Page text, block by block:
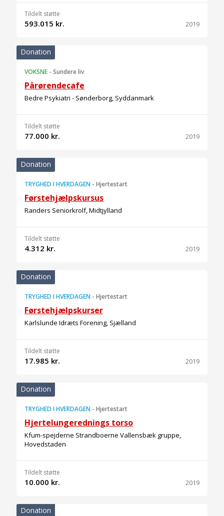
Tildelt støtte
593.015 kr. 2019
Donation
VOKSNE - Sundere liv
Pårørendecafe
Bedre Psykiatri - Sønderborg, Syddanmark
Tildelt støtte
77.000 kr. 2019
Donation
TRYGHED I HVERDAGEN - Hjertestart
Førstehjælpskursus
Randers Seniorkrolf, Midtjylland
Tildelt støtte
4.312 kr. 2019
Donation
TRYGHED I HVERDAGEN - Hjertestart
Førstehjælpskurser
Karlslunde Idræts Forening, Sjælland
Tildelt støtte
17.985 kr. 2019
Donation
TRYGHED I HVERDAGEN - Hjertestart
Hjertelungerednings torso
Kfum-spejderne Strandboerne Vallensbæk gruppe,
Hovedstaden
Tildelt støtte
10.000 kr. 2019
Donation